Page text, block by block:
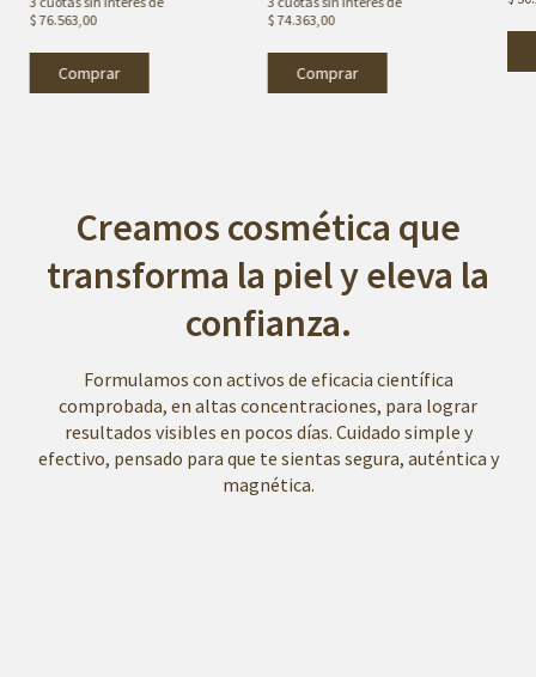
$ 76.563,00
$ 74.363,00
Creamos cosmética que
transforma la piel y eleva la
confianza.
Formulamos con activos de eficacia científica
comprobada, en altas concentraciones, para lograr
resultados visibles en pocos días. Cuidado simple y
efectivo, pensado para que te sientas segura, auténtica y
magnética.